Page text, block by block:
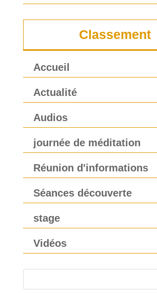
Classement
Accueil
Actualité
Audios
journée de méditation
Réunion d'informations
Séances découverte
stage
Vidéos